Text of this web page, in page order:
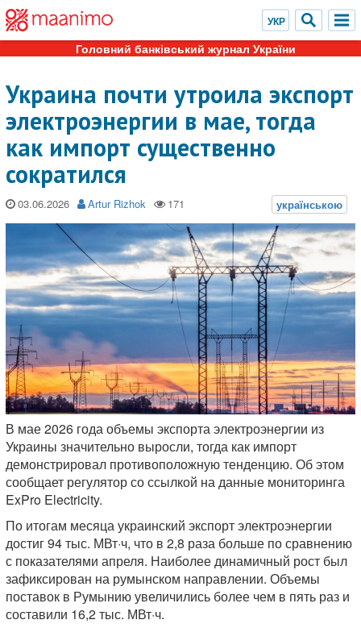
Головний банківський журнал України
Украина почти утроила экспорт
электроэнергии в мае, тогда
как импорт существенно
сократился
03.06.2026 Artur Rizhok
В мае 2026 года объемы экспорта электроэнергии из
Украины значительно выросли, тогда как импорт
демонстрировал противоположную тенденцию. Об этом
сообщает регулятор со ссылкой на данные мониторинга
ExPro Electricity.
По итогам месяца украинский экспорт электроэнергии
достиг 94 тыс. МВт·ч, что в 2,8 раза больше по сравнению
с показателями апреля. Наиболее динамичный рост был
зафиксирован на румынском направлении. Объемы
поставок в Румынию увеличились более чем в пять раз и
составили 16,2 тыс. МВт·ч.